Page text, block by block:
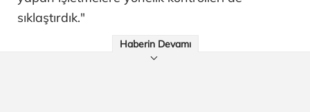
sıklaştırdık."
Haberin Devamı